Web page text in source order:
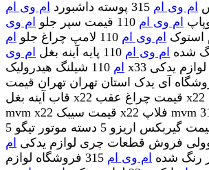
ام وی ام
ام وی ام
ام وی ام
ام وی
ام وی ام
ام
ام وی ام
ام وی
ام
110 شیلنگ هیدرولیک x33 لوازم یدکی mvm 110 پمپ
آی یدک استان تهران تهران قیمت
قاب آینه بغل x22 قیمت چراغ عقب x22 قیمت آینه بغل
mvm x22 قیمت سیبک x22 فلاپ mvm 315 قیمت دیسک و
صفحه چری ویانا قیمت گیربکس اریزو 5 دسته موتور تیگو 5
فروش قطعات چری لوازم یدکی ام
ام وی ام
315 فروشگاه لوازم